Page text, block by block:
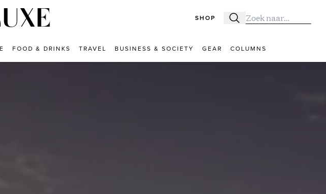
SHOP Zoeken
Zoek naar:
FOOD & DRINKS TRAVEL BUSINESS & SOCIETY GEAR COLUMNS